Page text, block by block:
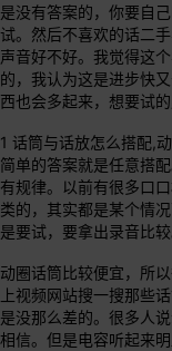
是没有答案的，你要自
试。然后不喜欢的话二
声音好不好。我觉得这
的，我认为这是进步快
西也会多起来，想要试的
1 话筒与话放怎么搭配,
简单的答案就是任意搭
有规律。以前有很多口
类的，其实都是某个情
是要试，要拿出录音比较
动圈话筒比较便宜，所
上视频网站搜一搜那些
是没那么差的。很多人
相信。但是电容听起来